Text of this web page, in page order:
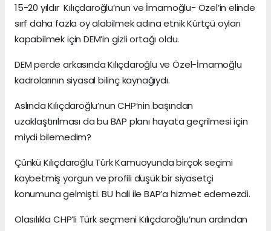
15-20 yıldır Kılıçdaroğlu’nun ve İmamoğlu- Özel’in elinde
sırf daha fazla oy alabilmek adına etnik Kürtçü oyları
kapabilmek için DEM’in gizli ortağı oldu.
DEM perde arkasında Kılıçdaroğlu ve Özel-İmamoğlu
kadrolarının siyasal bilinç kaynağıydı.
Aslında Kılıçdaroğlu’nun CHP’nin başından
uzaklaştırılması da bu BAP planı hayata geçrilmesi için
miydi bilemedim?
Çünkü Kılıçdaroğlu Türk Kamuoyunda birçok seçimi
kaybetmiş yorgun ve profili düşük bir siyasetçi
konumuna gelmişti. BU hali ile BAP’a hizmet edemezdi.
Olasılıkla CHP’li Türk seçmeni Kılıçdaroğlu’nun ardından